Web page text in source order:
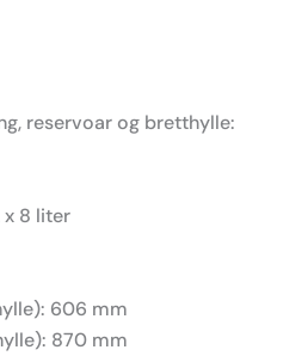
reservoar og bretthylle:
x 8 liter
606 mm
870 mm